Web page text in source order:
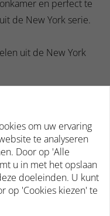
en perfect te
de New York serie.
uit de New York
om uw ervaring
te analyseren
Door op 'Alle
u in met het opslaan
doeleinden. U kunt
op 'Cookies kiezen' te